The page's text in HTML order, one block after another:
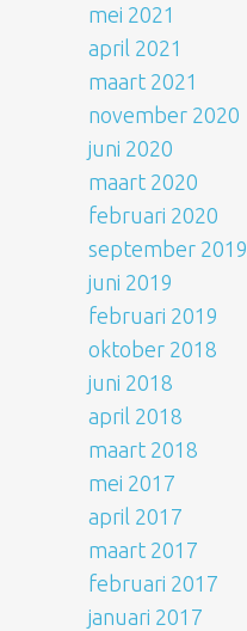
mei 2021
april 2021
maart 2021
november 2020
juni 2020
maart 2020
februari 2020
september 2019
juni 2019
februari 2019
oktober 2018
juni 2018
april 2018
maart 2018
mei 2017
april 2017
maart 2017
februari 2017
januari 2017